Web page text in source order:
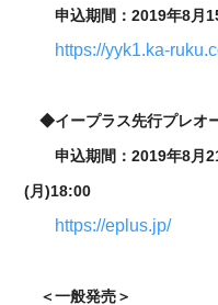
申込期間：2019年8月
https://yyk1.ka-
◆イープラス先行プレオ
申込期間：2019年8月
(月)18:00
https://eplus.jp/
＜一般発売＞